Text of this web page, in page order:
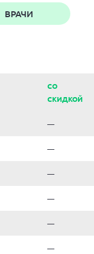
ВРАЧИ
СО
СКИДКОЙ
—
—
—
—
—
—